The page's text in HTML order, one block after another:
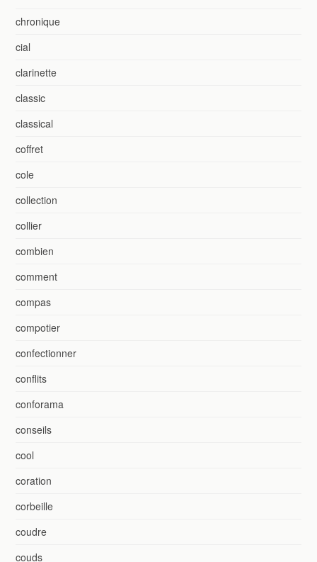
chronique
cial
clarinette
classic
classical
coffret
cole
collection
collier
combien
comment
compas
compotier
confectionner
conflits
conforama
conseils
cool
coration
corbeille
coudre
couds